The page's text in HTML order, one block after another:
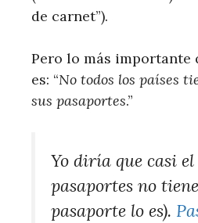
de carnet”).
Pero lo más importante
es: “No todos los países
sus pasaportes.”
Yo diría que casi el
pasaportes no
pasaporte lo es).